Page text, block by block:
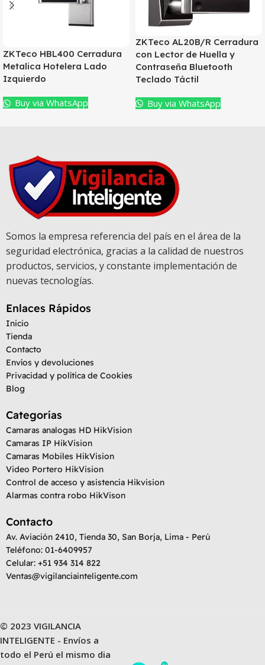
ZKTeco HBL400 Cerradura
Metalica Hotelera Lado
Izquierdo
Buy via WhatsApp
ZKTeco AL20B/R Cerradura
con Lector de Huella y
Contraseña Bluetooth
Teclado Táctil
Buy via WhatsApp
Somos la empresa referencia del país en el área de la
seguridad electrónica, gracias a la calidad de nuestros
productos, servicios, y constante implementación de
nuevas tecnologías.
Enlaces Rápidos
Inicio
Tienda
Contacto
Envíos y devoluciones
Privacidad y política de Cookies
Blog
Categorías
Camaras analogas HD HikVision
Camaras IP HikVision
Camaras Mobiles HikVision
Video Portero HikVision
Control de acceso y asistencia Hikvision
Alarmas contra robo HikVison
Contacto
Av. Aviación 2410, Tienda 30, San Borja, Lima - Perú
Teléfono: 01-6409957
Celular: +51 934 314 822
Ventas@vigilanciainteligente.com
© 2023 VIGILANCIA
INTELIGENTE - Envíos a
todo el Perú el mismo dia